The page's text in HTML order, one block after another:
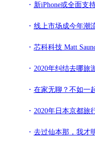
新iPhone或全面支
线上市场成今年潮流，OPPO、
芯科科技 Matt Saunders：开发细分
2020年纠结去哪旅游？50个景点胜
在家无聊？不如一起看看这几部旅行
2020年日本京都旅
去过仙本那，我才明白什么叫做梦